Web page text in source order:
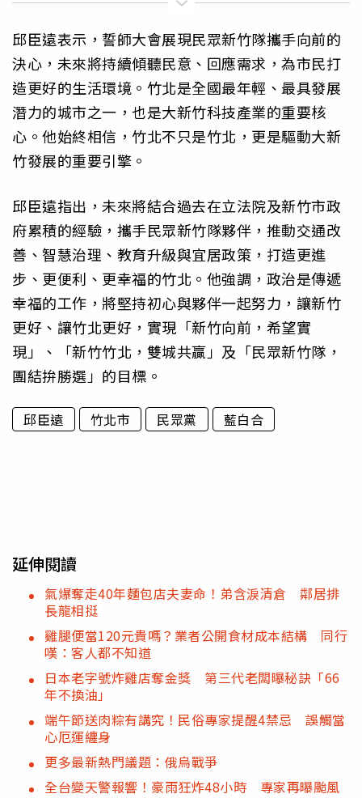
邱臣遠表示，誓師大會展現民眾新竹隊攜手向前的
決心，未來將持續傾聽民意、回應需求，為市民打
造更好的生活環境。竹北是全國最年輕、最具發展
潛力的城市之一，也是大新竹科技產業的重要核
心。他始終相信，竹北不只是竹北，更是驅動大新
竹發展的重要引擎。
邱臣遠指出，未來將結合過去在立法院及新竹市政
府累積的經驗，攜手民眾新竹隊夥伴，推動交通改
善、智慧治理、教育升級與宜居政策，打造更進
步、更便利、更幸福的竹北。他強調，政治是傳遞
幸福的工作，將堅持初心與夥伴一起努力，讓新竹
更好、讓竹北更好，實現「新竹向前，希望實
現」、「新竹竹北，雙城共贏」及「民眾新竹隊，
團結拚勝選」的目標。
邱臣遠 竹北市 民眾黨 藍白合
延伸閱讀
氣爆奪走40年麵包店夫妻命！弟含淚清倉 鄰居排
長龍相挺
雞腿便當120元貴嗎？業者公開食材成本結構 同行
嘆：客人都不知道
日本老字號炸雞店奪金獎 第三代老闆曝秘訣「66
年不換油」
端午節送肉粽有講究！民俗專家提醒4禁忌 誤觸當
心厄運纏身
更多最新熱門議題：俄烏戰爭
全台變天警報響！豪雨狂炸48小時 專家再曝颱風